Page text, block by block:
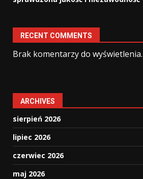
RECENT COMMENTS
Brak komentarzy do wyświetlenia.
ARCHIVES
sierpień 2026
lipiec 2026
czerwiec 2026
maj 2026